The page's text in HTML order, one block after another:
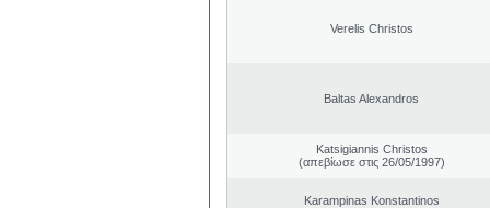
Verelis Christos
Baltas Alexandros
Katsigiannis Christos
(απεβίωσε στις 26/05/1997)
Karampinas Konstantinos